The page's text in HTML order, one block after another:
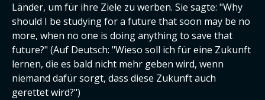
Länder, um für ihre Ziele zu werben. Sie sagte: "Why
should I be studying for a future that soon may be no
more, when no one is doing anything to save that
future?" (Auf Deutsch: "Wieso soll ich für eine Zukunft
lernen, die es bald nicht mehr geben wird, wenn
niemand dafür sorgt, dass diese Zukunft auch
gerettet wird?")